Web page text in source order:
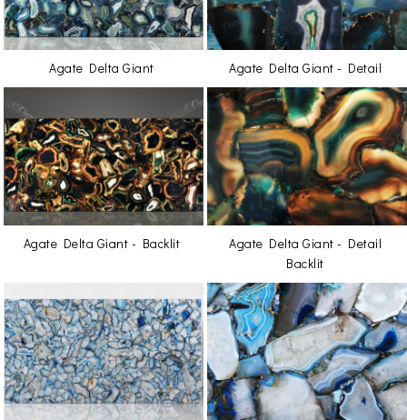
Agate Delta Giant Agate Delta Giant - Detail
Agate Delta Giant - Backlit
Agate Delta Giant - Detail
Backlit